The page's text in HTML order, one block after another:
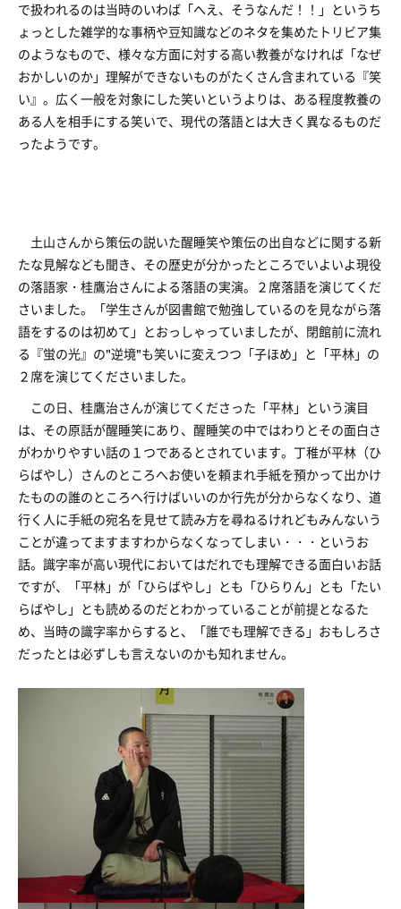
で扱われるのは当時のいわば「へえ、そうなんだ！！」というち
ょっとした雑学的な事柄や豆知識などのネタを集めたトリビア集
のようなもので、様々な方面に対する高い教養がなければ「なぜ
おかしいのか」理解ができないものがたくさん含まれている『笑
い』。広く一般を対象にした笑いというよりは、ある程度教養の
ある人を相手にする笑いで、現代の落語とは大きく異なるものだ
ったようです。
土山さんから策伝の説いた醒睡笑や策伝の出自などに関する新
たな見解なども聞き、その歴史が分かったところでいよいよ現役
の落語家・桂鷹治さんによる落語の実演。２席落語を演じてくだ
さいました。「学生さんが図書館で勉強しているのを見ながら落
語をするのは初めて」とおっしゃっていましたが、閉館前に流れ
る『蛍の光』の"逆境"も笑いに変えつつ「子ほめ」と「平林」の
２席を演じてくださいました。
この日、桂鷹治さんが演じてくださった「平林」という演目
は、その原話が醒睡笑にあり、醒睡笑の中ではわりとその面白さ
がわかりやすい話の１つであるとされています。丁稚が平林（ひ
らばやし）さんのところへお使いを頼まれ手紙を預かって出かけ
たものの誰のところへ行けばいいのか行先が分からなくなり、道
行く人に手紙の宛名を見せて読み方を尋ねるけれどもみんないう
ことが違ってますますわからなくなってしまい・・・というお
話。識字率が高い現代においてはだれでも理解できる面白いお話
ですが、「平林」が「ひらばやし」とも「ひらりん」とも「たい
らばやし」とも読めるのだとわかっていることが前提となるた
め、当時の識字率からすると、「誰でも理解できる」おもしろさ
だったとは必ずしも言えないのかも知れません。